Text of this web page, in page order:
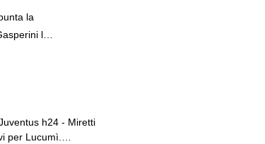
la
lo
h24 - Miretti
per Lucumì.